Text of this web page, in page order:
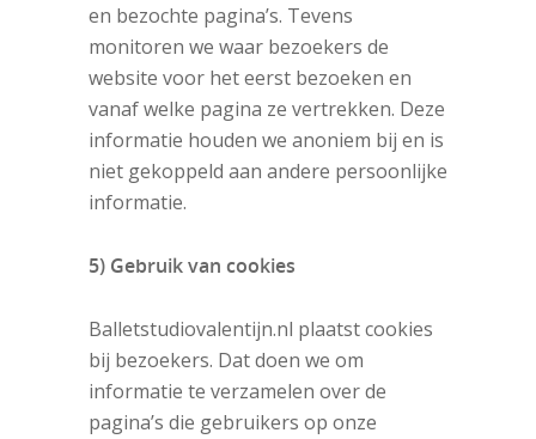
en bezochte pagina’s. Tevens
monitoren we waar bezoekers de
website voor het eerst bezoeken en
vanaf welke pagina ze vertrekken. Deze
informatie houden we anoniem bij en is
niet gekoppeld aan andere persoonlijke
informatie.
5) Gebruik van cookies
Balletstudiovalentijn.nl plaatst cookies
bij bezoekers. Dat doen we om
informatie te verzamelen over de
pagina’s die gebruikers op onze